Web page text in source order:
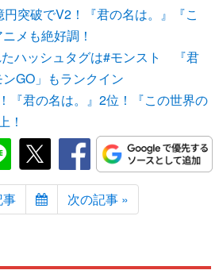
円突破でV2！『君の名は。』『こ
メも絶好調！
たハッシュタグは#モンスト 『君
GO」もランクイン
『君の名は。』2位！『この世界の
！
次の記事 »